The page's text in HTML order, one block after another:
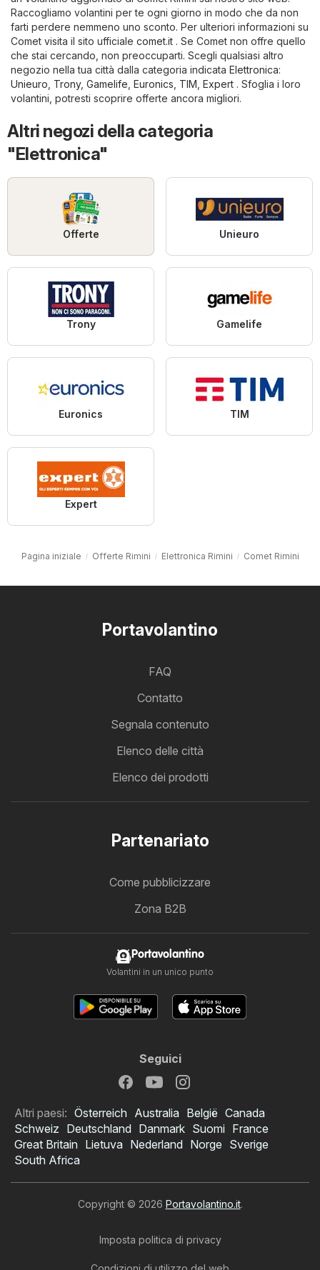
Raccogliamo volantini per te ogni giorno in modo che da non
farti perdere nemmeno uno sconto. Per ulteriori informazioni su
Comet visita il sito ufficiale comet.it . Se Comet non offre quello
che stai cercando, non preoccuparti. Scegli qualsiasi altro
negozio nella tua città dalla categoria indicata Elettronica:
Unieuro Trony, Gamelife Euronics TIM Expert . Sfoglia i loro
volantini, potresti scoprire offerte ancora migliori.
Altri negozi della categoria
"Elettronica"
Offerte Unieuro
Trony Gamelife
Euronics TIM
Expert
Pagina iniziale Offerte Rimini Elettronica Rimini Comet Rimini
Portavolantino
FAQ
Contatto
Segnala contenuto
Elenco delle città
Elenco dei prodotti
Partenariato
Come pubblicizzare
Zona B2B
Portavolantino
Volantini in un unico punto
Seguici
Altri paesi: Österreich Australia België Canada
Schweiz Deutschland Danmark Suomi France
Great Britain Lietuva Nederland Norge Sverige
South Africa
Copyright © 2026 Portavolantino.it.
Imposta politica di privacy